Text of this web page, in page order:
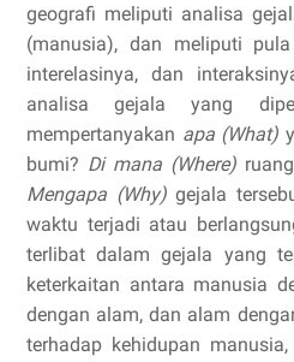
geografi meliputi analisa
(manusia), dan meliputi
interelasinya, dan
analisa gejala yang
mempertanyakan apa (What)
bumi? Di mana (Where)
Mengapa (Why)gejala
waktu terjadi atau
terlibat dalam gejala yang
keterkaitan antara manusia
dengan alam, dan alam
terhadap kehidupan